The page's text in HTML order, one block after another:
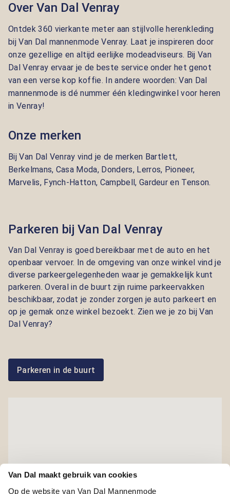
Van Dal maakt gebruik van cookies
Op de website van Van Dal Mannenmode
Over Van Dal Venray
Ontdek 360 vierkante meter aan stijlvolle herenkleding
bij Van Dal mannenmode Venray. Laat je inspireren door
onze gezellige en altijd eerlijke modeadviseurs. Bij Van
Dal Venray ervaar je de beste service onder het genot
van een verse kop koffie. In andere woorden: Van Dal
mannenmode is dé nummer één kledingwinkel voor heren
in Venray!
Onze merken
Bij Van Dal Venray vind je de merken Bartlett,
Berkelmans, Casa Moda, Donders, Lerros, Pioneer,
Marvelis, Fynch-Hatton, Campbell, Gardeur en Tenson.
Parkeren bij Van Dal Venray
Van Dal Venray is goed bereikbaar met de auto en het
openbaar vervoer. In de omgeving van onze winkel vind je
diverse parkeergelegenheden waar je gemakkelijk kunt
parkeren. Overal in de buurt zijn ruime parkeervakken
beschikbaar, zodat je zonder zorgen je auto parkeert en
op je gemak onze winkel bezoekt. Zien we je zo bij Van
Dal Venray?
Parkeren in de buurt